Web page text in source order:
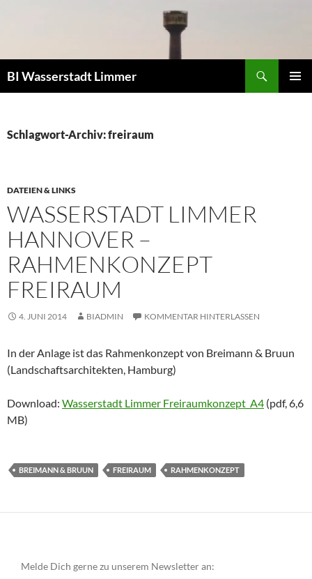
BI Wasserstadt Limmer
Schlagwort-Archiv: freiraum
DATEIEN & LINKS
WASSERSTADT LIMMER
HANNOVER –
RAHMENKONZEPT
FREIRAUM
4. JUNI 2014 BIADMIN KOMMENTAR HINTERLASSEN
In der Anlage ist das Rahmenkonzept von Breimann & Bruun
(Landschaftsarchitekten, Hamburg)
Download: Wasserstadt Limmer Freiraumkonzept_A4 (pdf, 6,6
MB)
BREIMANN & BRUUN FREIRAUM RAHMENKONZEPT
Melde Dich gerne zu unserem Newsletter an: